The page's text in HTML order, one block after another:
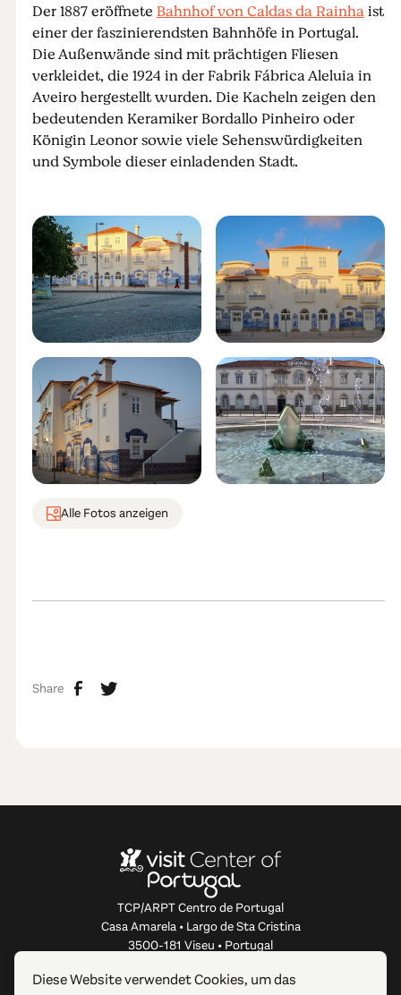
Der 1887 eröffneteBahnhof von Caldas da Rainhaist
einer der faszinierendsten Bahnhöfe in Portugal.
Die Außenwände sind mit prächtigen Fliesen
verkleidet, die 1924 in der Fabrik Fábrica Aleluia in
Aveiro hergestellt wurden. Die Kacheln zeigen den
bedeutenden Keramiker Bordallo Pinheiro oder
Königin Leonor sowie viele Sehenswürdigkeiten
und Symbole dieser einladenden Stadt.
Alle Fotos anzeigen
Share
TCP/ARPT Centro de Portugal
Casa Amarela • Largo de Sta Cristina
3500-181 Viseu • Portugal
Diese Website verwendet Cookies, um das